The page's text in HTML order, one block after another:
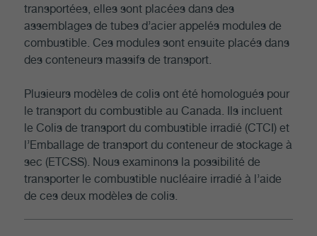
transportées, elles sont placées dans des
assemblages de tubes d’acier appelés modules de
combustible. Ces modules sont ensuite placés dans
des conteneurs massifs de transport.
Plusieurs modèles de colis ont été homologués pour
le transport du combustible au Canada. Ils incluent
le Colis de transport du combustible irradié (CTCI) et
l’Emballage de transport du conteneur de stockage à
sec (ETCSS). Nous examinons la possibilité de
transporter le combustible nucléaire irradié à l’aide
de ces deux modèles de colis.